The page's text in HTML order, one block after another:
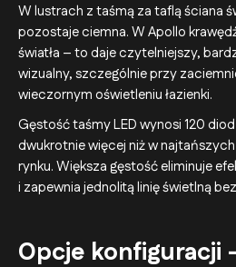
W lustrach z taśmą za taflą ściana
pozostaje ciemna. W Apollo
światła – to daje czytelniejszy,
wizualny, szczególnie przy
wieczornym oświetleniu łazienki.
Gęstość taśmy LED wynosi 120
dwukrotnie więcej niż w
rynku. Większa gęstość eliminuje
i zapewnia jednolitą linię świetlną
Opcje konfiguracji